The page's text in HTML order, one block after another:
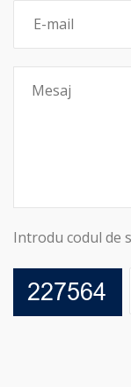
Introdu codul de